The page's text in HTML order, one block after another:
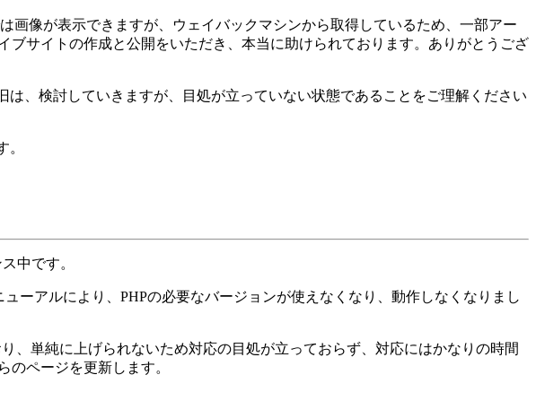
画像が表示できますが、ウェイバックマシンから取得しているため、一部アー
サイトの作成と公開をいただき、本当に助けられております。ありがとうござ
、検討していきますが、目処が立っていない状態であることをご理解ください
。
中です。
ーアルにより、PHPの必要なバージョンが使えなくなり、動作しなくなりまし
、単純に上げられないため対応の目処が立っておらず、対応にはかなりの時間
ページを更新します。